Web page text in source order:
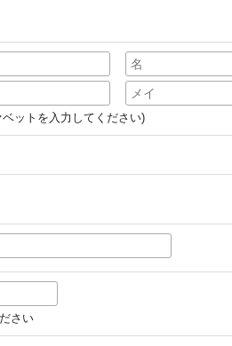
ットを入力してください)
さい